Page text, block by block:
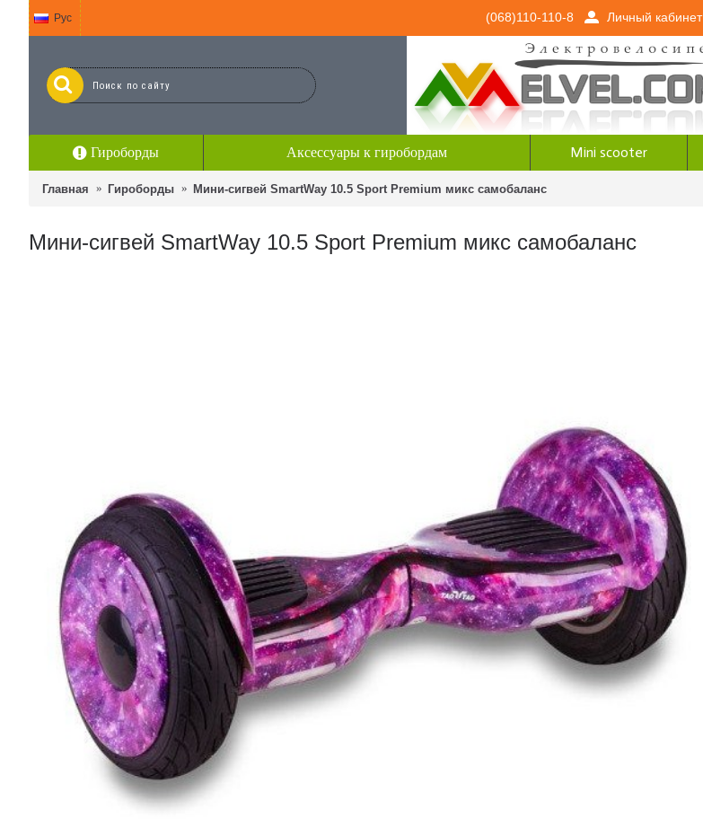
(068)110-110-8 Личный кабинет
Рус
Гироборды Аксессуары к гиробордам Mini scooter
Главная Гироборды Мини-сигвей SmartWay 10.5 Sport Premium микс самобаланс
Мини-сигвей SmartWay 10.5 Sport Premium микс самобаланс